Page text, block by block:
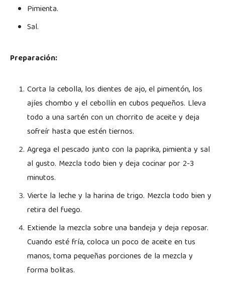
Pimienta.
Sal.
Preparación:
Corta la cebolla, los dientes de ajo, el pimentón, los
ajíes chombo y el cebollín en cubos pequeños. Lleva
todo a una sartén con un chorrito de aceite y deja
sofreír hasta que estén tiernos.
Agrega el pescado junto con la paprika, pimienta y sal
al gusto. Mezcla todo bien y deja cocinar por 2-3
minutos.
Vierte la leche y la harina de trigo. Mezcla todo bien y
retira del fuego.
Extiende la mezcla sobre una bandeja y deja reposar.
Cuando esté fría, coloca un poco de aceite en tus
manos, toma pequeñas porciones de la mezcla y
forma bolitas.